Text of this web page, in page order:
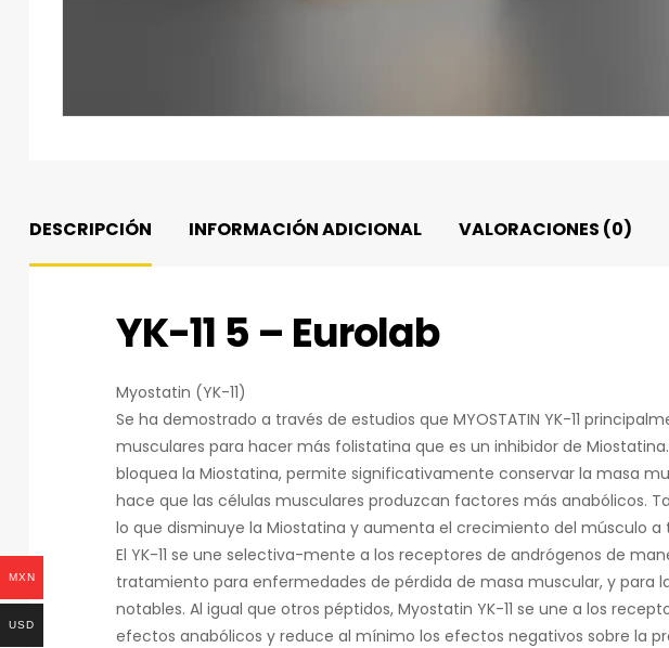
DESCRIPCIÓN INFORMACIÓN ADICIONAL VALORACIONES (0)
YK-11 5 – Eurolab
Myostatin (YK-11)
Se ha demostrado a través de estudios que MYOSTATIN YK-11
musculares para hacer más folistatina que es un inhibidor de
bloquea la Miostatina, permite significativamente conservar la masa
hace que las células musculares produzcan factores más anabólicos.
lo que disminuye la Miostatina y aumenta el crecimiento del músculo
El YK-11 se une selectiva-mente a los receptores de andrógenos de
tratamiento para enfermedades de pérdida de masa muscular, y
notables. Al igual que otros péptidos, Myostatin YK-11 se une a los
efectos anabólicos y reduce al mínimo los efectos negativos sobre la
MXN
USD